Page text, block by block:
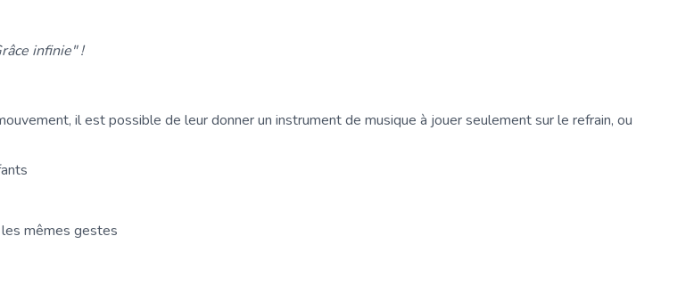
infinie" !
il est possible de leur donner un instrument de musique à jouer seulement sur le refrain, ou
mêmes gestes